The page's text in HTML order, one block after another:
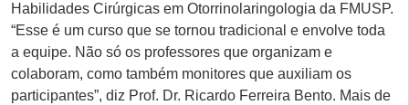
Habilidades Cirúrgicas em Otorrinolaringologia da FMUSP.
“Esse é um curso que se tornou tradicional e envolve toda
a equipe. Não só os professores que organizam e
colaboram, como também monitores que auxiliam os
participantes”, diz Prof. Dr. Ricardo Ferreira Bento. Mais de